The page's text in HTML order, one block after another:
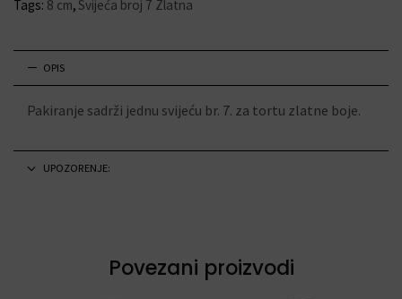
Tags: 8 cm,Svijeća broj 7 Zlatna
OPIS
Pakiranje sadrži jednu svijeću br. 7. za tortu zlatne boje.
UPOZORENJE:
Povezani proizvodi